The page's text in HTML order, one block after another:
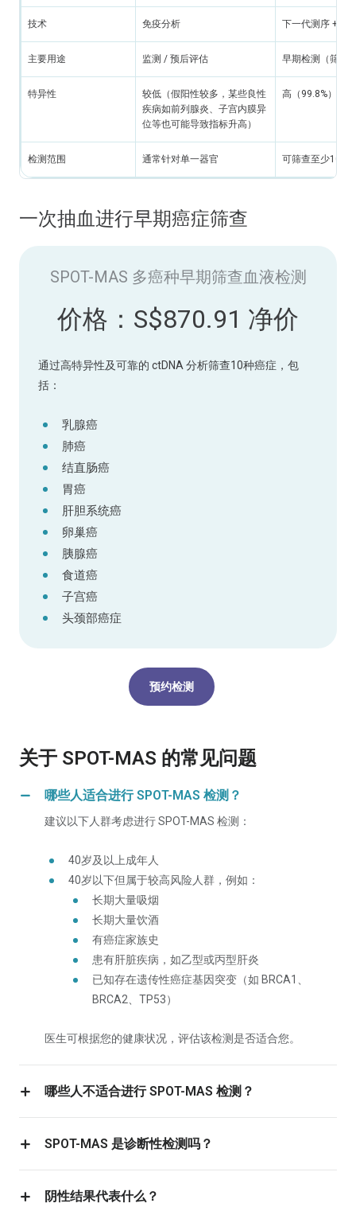
技术 免疫分析 下一代测序 + 人
主要用途 监测 / 预后评估 早期检测（筛查
特异性
较低（假阳性较多，某些良性
疾病如前列腺炎、子宫内膜异
位等也可能导致指标升高）
高（99.8%）
检测范围 通常针对单一器官 可筛查至少10个
一次抽血进行早期癌症筛查
SPOT-MAS 多癌种早期筛查血液检测
价格：S$870.91 净价
通过高特异性及可靠的 ctDNA 分析筛查10种癌症，包
括：
乳腺癌
肺癌
结直肠癌
胃癌
肝胆系统癌
卵巢癌
胰腺癌
食道癌
子宫癌
头颈部癌症
预约检测
关于 SPOT-MAS 的常见问题
哪些人适合进行 SPOT-MAS 检测？
建议以下人群考虑进行 SPOT-MAS 检测：
40岁及以上成年人
40岁以下但属于较高风险人群，例如：
长期大量吸烟
长期大量饮酒
有癌症家族史
患有肝脏疾病，如乙型或丙型肝炎
已知存在遗传性癌症基因突变（如 BRCA1、
BRCA2、TP53）
医生可根据您的健康状况，评估该检测是否适合您。
哪些人不适合进行 SPOT-MAS 检测？
SPOT-MAS 是诊断性检测吗？
阴性结果代表什么？